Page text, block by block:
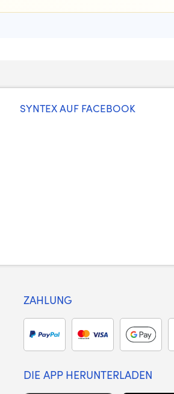
SYNTEX AUF FACEBOOK
ZAHLUNG
DIE APP HERUNTERLADEN